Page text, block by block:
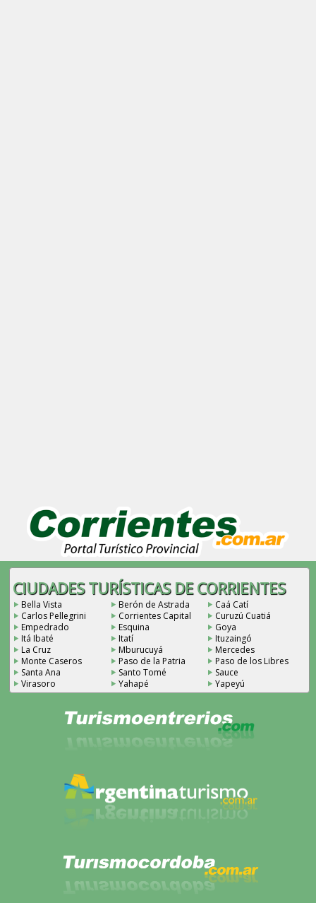
CIUDADES TURÍSTICAS DE CORRIENTES
Bella Vista Berón de Astrada
Caá Catí
Carlos Pellegrini
Corrientes Capital
Curuzú Cuatiá
Empedrado
Esquina
Goya
Itá Ibaté
Itatí
Ituzaingó
La Cruz
Mburucuyá
Mercedes
Monte Caseros
Paso de la Patria
Paso de los Libres
Santa Ana
Santo Tomé
Sauce
Virasoro
Yahapé Yapeyú